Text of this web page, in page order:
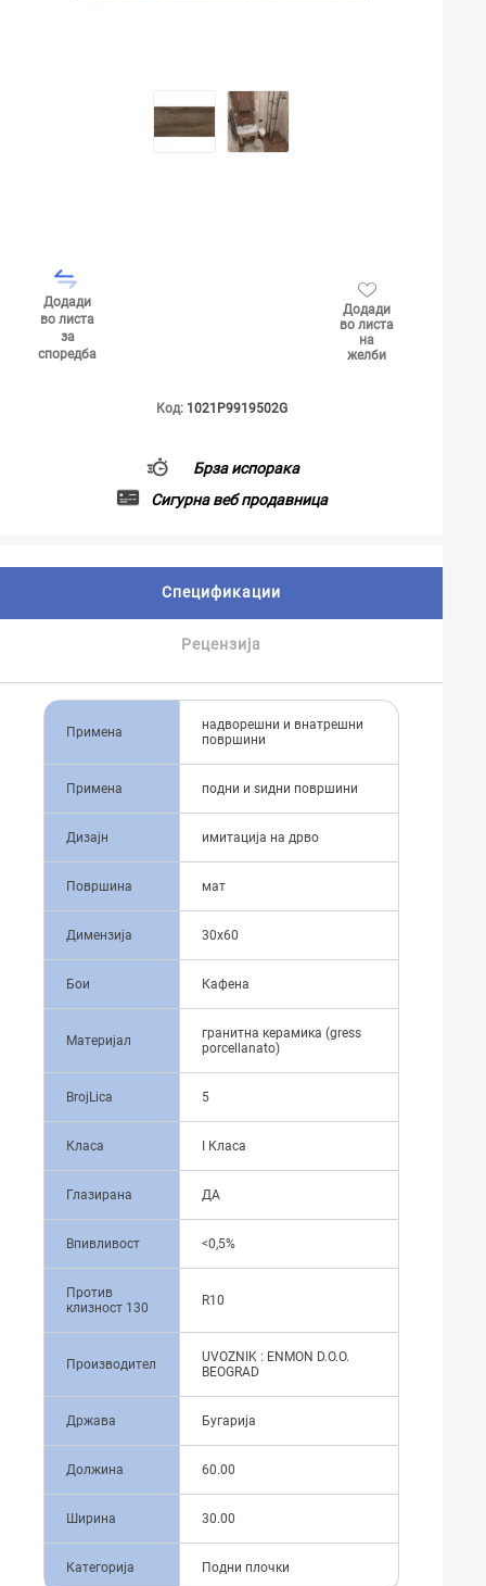
Додади
во листа
за
споредба
Додади
во листа
на
желби
Код: 1021P9919502G
Брза испорака
Сигурна веб продавница
Спецификации
Рецензија
Примена
надворешни и внатрешни
површини
Примена подни и ѕидни површини
Дизајн имитација на дрво
Површина мат
Димензија 30x60
Бои Кафена
Материјал
гранитна керамика (gress
porcellanato)
BrojLica 5
Класа I Класа
Глазирана ДА
Впивливост <0,5%
Против
клизност 130
R10
Производител
UVOZNIK : ENMON D.O.O.
BEOGRAD
Држава Бугарија
Должина 60.00
Ширина 30.00
Категорија Подни плочки